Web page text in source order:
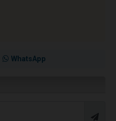
WhatsApp